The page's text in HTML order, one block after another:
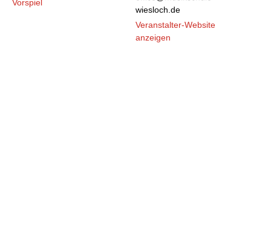
Vorspiel
wiesloch.de
Veranstalter-Website
anzeigen